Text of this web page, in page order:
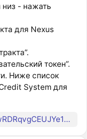
низ - нажать
для Nexus
токен”.
Ниже список
System для
8xTDsy1UFBYK1J37igAdwRDRqvgCEUJYe1QggFNApump